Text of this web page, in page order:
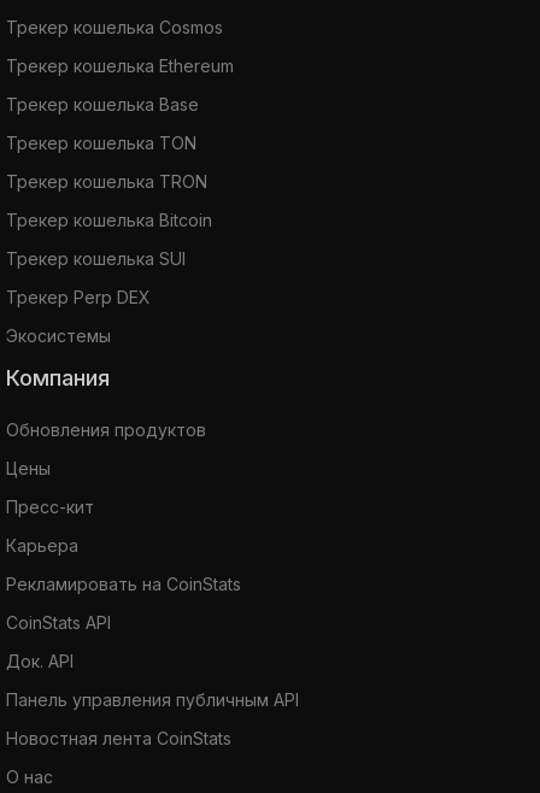
Трекер кошелька Cosmos
Трекер кошелька Ethereum
Трекер кошелька Base
Трекер кошелька TON
Трекер кошелька TRON
Трекер кошелька Bitcoin
Трекер кошелька SUI
Трекер Perp DEX
Экосистемы
Компания
Обновления продуктов
Цены
Пресс-кит
Карьера
Рекламировать на CoinStats
CoinStats API
Док. API
Панель управления публичным API
Новостная лента CoinStats
О нас